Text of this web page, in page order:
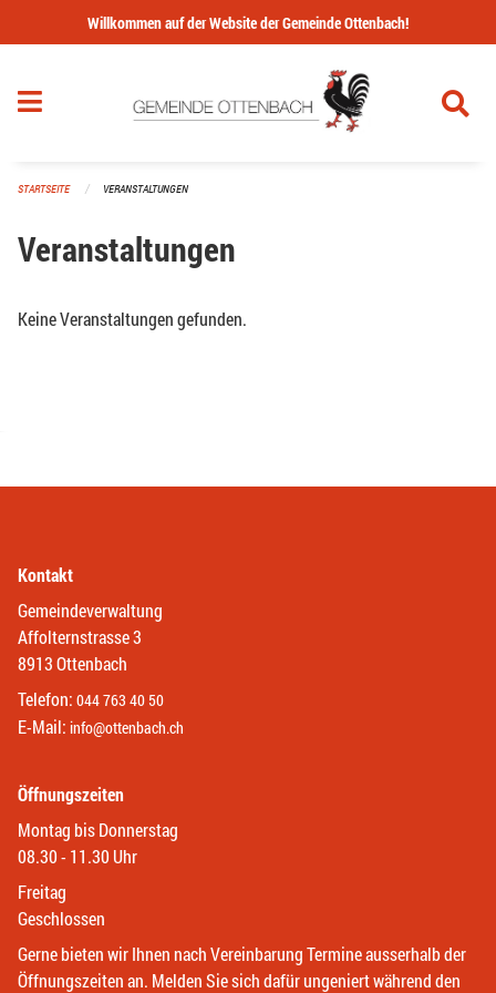
Navigation überspringen
Willkommen auf der Website der Gemeinde Ottenbach!
STARTSEITE VERANSTALTUNGEN
Veranstaltungen
Keine Veranstaltungen gefunden.
Kontakt
Gemeindeverwaltung
Affolternstrasse 3
8913 Ottenbach
Telefon: 044 763 40 50
E-Mail: info@ottenbach.ch
Öffnungszeiten
Montag bis Donnerstag
08.30 - 11.30 Uhr
Freitag
Geschlossen
Gerne bieten wir Ihnen nach Vereinbarung Termine ausserhalb der
Öffnungszeiten an. Melden Sie sich dafür ungeniert während den